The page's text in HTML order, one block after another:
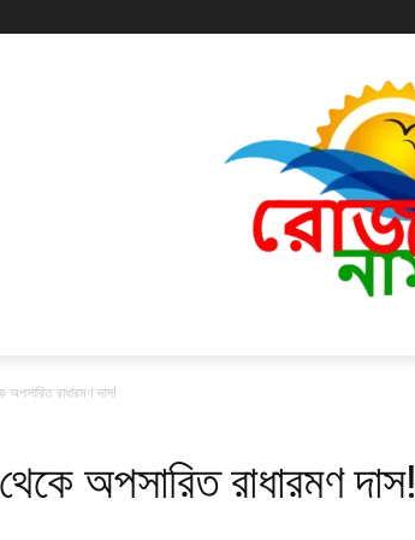
রাধারমণ দাস!
অপসারিত রাধারমণ দাস!